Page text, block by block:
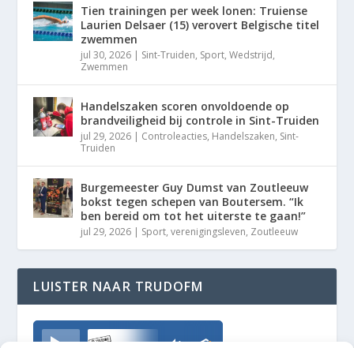
Tien trainingen per week lonen: Truiense
Laurien Delsaer (15) verovert Belgische titel
zwemmen
jul 30, 2026 | Sint-Truiden, Sport,Wedstrijd,
Zwemmen
Handelszaken scoren onvoldoende op
brandveiligheid bij controle in Sint-Truiden
jul 29, 2026 | Controleacties, Handelszaken, Sint-
Truiden
Burgemeester Guy Dumst van Zoutleeuw
bokst tegen schepen van Boutersem. “Ik
ben bereid om tot het uiterste te gaan!”
jul 29, 2026 | Sport,verenigingsleven, Zoutleeuw
LUISTER NAAR TRUDOFM
TrudoFM